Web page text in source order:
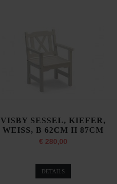
VISBY SESSEL, KIEFER,
WEISS, B 62CM H 87CM
€ 280,00
DETAILS